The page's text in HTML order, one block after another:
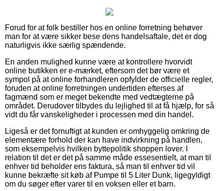
Forud for at folk bestiller hos en online forretning behøver
man for at være sikker bese dens handelsaftale, det er dog
naturligvis ikke særlig spændende.
En anden mulighed kunne være at kontrollere hvorvidt
online butikken er e-mærket, eftersom det bør være et
sympol på at online forhandleren opfylder de officielle regler,
foruden at online forretningen undertiden efterses af
fagmænd som er meget bekendte med vedtægterne på
området. Derudover tilbydes du lejlighed til at få hjælp, for så
vidt du får vanskeligheder i processen med din handel.
Ligeså er det fornuftigt at kunden er omhyggelig omkring de
elementære forhold der kan have indvirkning på handlen,
som eksempelvis hvilken byttepolitik shoppen lover. I
relation til det er det på samme måde essesentielt, at man til
enhver tid beholder ens faktura, så man til enhver tid vil
kunne bekræfte sit køb af Pumpe til 5 Liter Dunk, ligegyldigt
om du søger efter varer til en voksen eller et barn.